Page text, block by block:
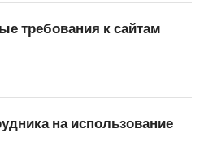
требования к сайтам
на использование